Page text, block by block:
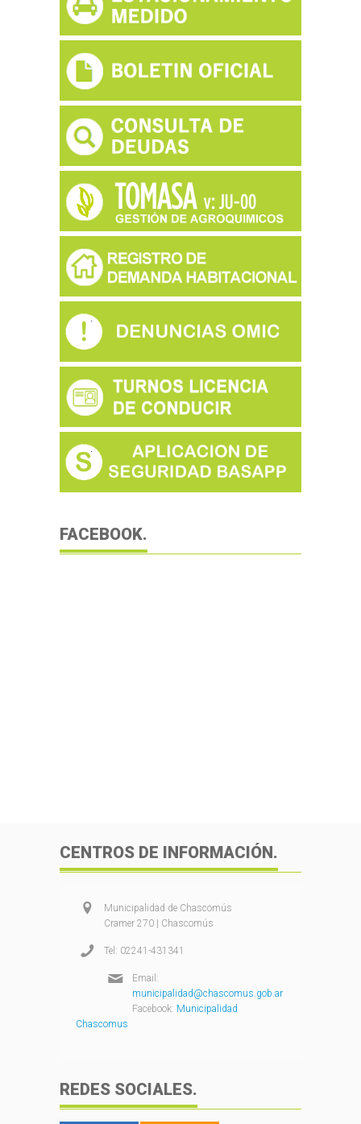
FACEBOOK.
CENTROS DE INFORMACIÓN.
Municipalidad de Chascomús
Cramer 270 | Chascomús
Tel: 02241-431341
Email:
municipalidad@chascomus.gob.ar
Facebook: Municipalidad
Chascomus
REDES SOCIALES.